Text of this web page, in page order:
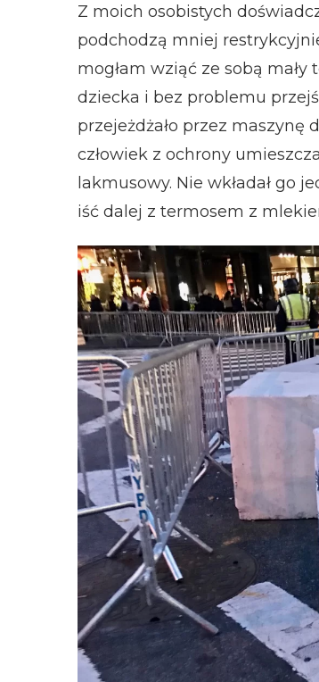
Z moich osobistych
podchodzą mniej
mogłam wziąć ze sobą
dziecka i bez problemu
przejeżdżało przez maszynę
człowiek z ochrony
lakmusowy. Nie wkładał go
iść dalej z termosem z